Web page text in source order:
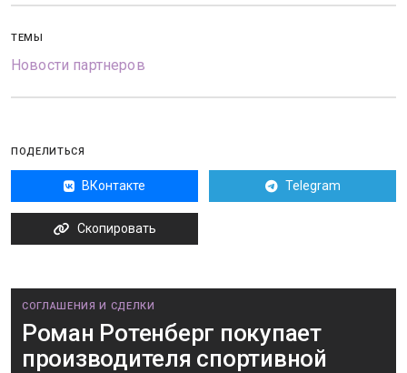
ТЕМЫ
Новости партнеров
ПОДЕЛИТЬСЯ
ВКонтакте Telegram
Скопировать
СОГЛАШЕНИЯ И СДЕЛКИ
Роман Ротенберг покупает
производителя спортивной